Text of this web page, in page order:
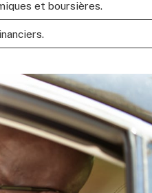
et boursières.